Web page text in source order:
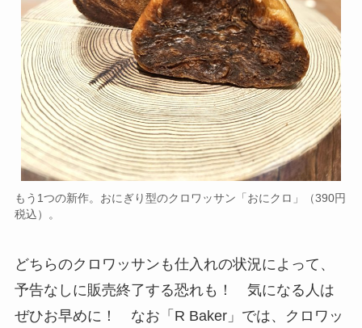
もう1つの新作。おにぎり型のクロワッサン「おにクロ」（390円
税込）。
どちらのクロワッサンも仕入れの状況によって、
予告なしに販売終了する恐れも！ 気になる人は
ぜひお早めに！ なお「R Baker」では、クロワッ